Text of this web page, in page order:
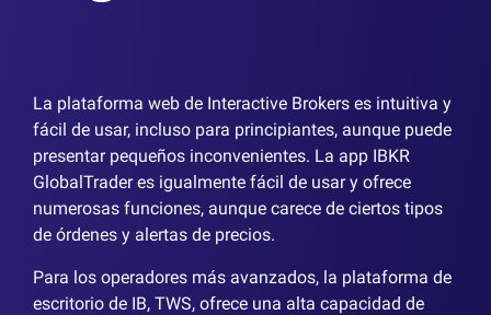
La plataforma web de Interactive Brokers es intuitiva y
fácil de usar, incluso para principiantes, aunque puede
presentar pequeños inconvenientes. La app IBKR
GlobalTrader es igualmente fácil de usar y ofrece
numerosas funciones, aunque carece de ciertos tipos
de órdenes y alertas de precios.
Para los operadores más avanzados, la plataforma de
escritorio de IB, TWS, ofrece una alta capacidad de